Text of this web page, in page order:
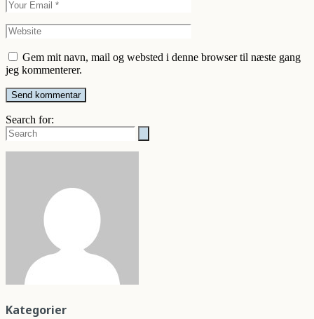
Gem mit navn, mail og websted i denne browser til næste gang
jeg kommenterer.
Send kommentar
Search for:
Kategorier